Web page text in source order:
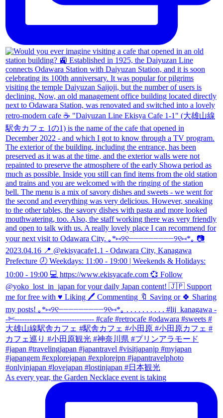
As every year, the Garden Necklace event is taking